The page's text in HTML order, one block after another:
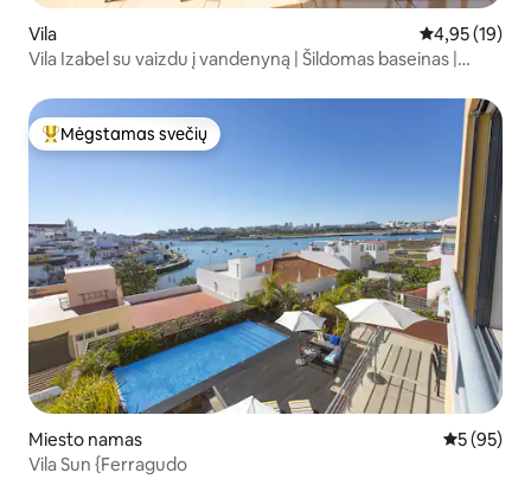
Vila Vidutinis
4,95 (19)
Vila Izabel su vaizdu į vandenyną | Šildomas baseinas |
Svečių mėgstamiausias
Mėgstamas svečių
Miesto namas Vidutinis
5 (95)
Vila Sun {Ferragudo